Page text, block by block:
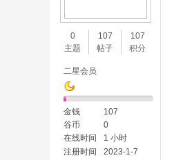
0
主题
107
帖子
107
积分
二星会员
金钱
107
谷币
0
在线时间
1 小时
注册时间
2023-1-7